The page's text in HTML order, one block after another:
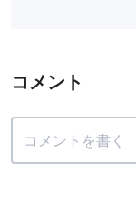
コメント